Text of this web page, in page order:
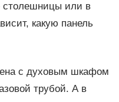
столешницы или в
какую панель
с духовым шкафом
трубой. А в